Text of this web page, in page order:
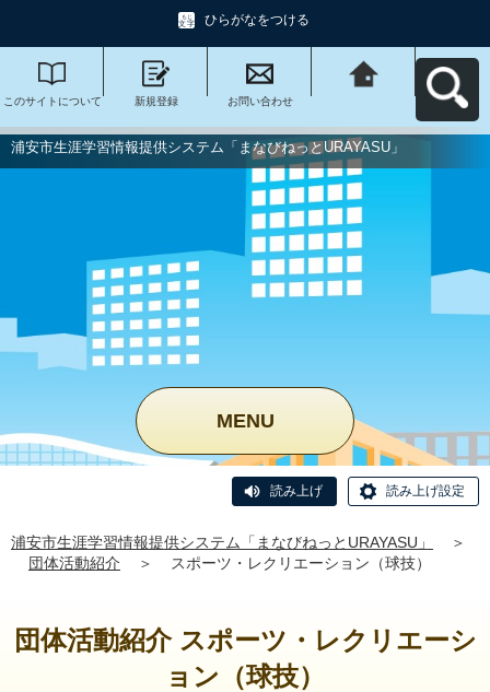
ひらがなをつける
このサイトについて 新規登録 お問い合わせ
びねっと
URAYASU」へ戻る
浦安市生涯学習情報提供システム「まなびねっとURAYASU」
MENU
読み上げ 読み上げ設定
浦安市生涯学習情報提供システム「まなびねっとURAYASU」
＞
団体活動紹介
＞ スポーツ・レクリエーション（球技）
団体活動紹介 スポーツ・レクリエーシ
ョン（球技）